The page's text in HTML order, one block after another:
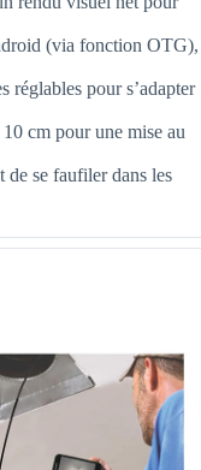
(via fonction OTG),
réglables pour s’adapter
cm pour une mise au
de se faufiler dans les